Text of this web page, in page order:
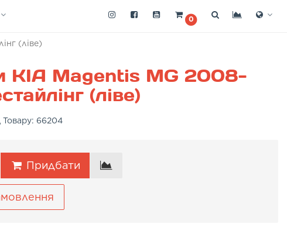
0
(ліве)
KIA Magentis MG 2008-
(ліве)
Товару: 66204
Придбати